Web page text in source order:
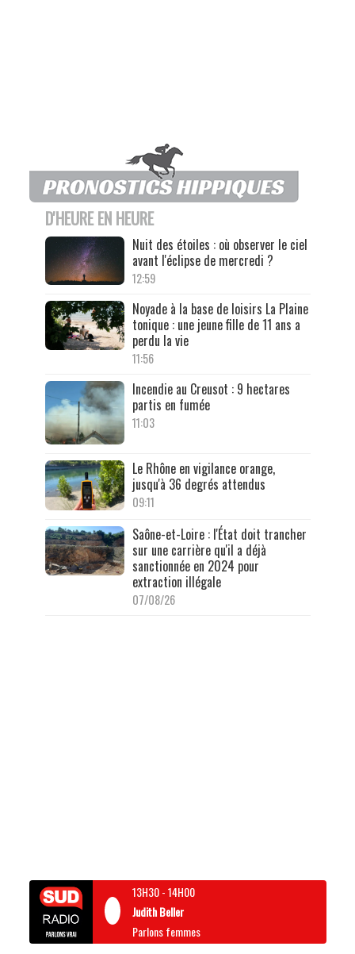
D'HEURE EN HEURE
Nuit des étoiles : où observer le ciel
avant l'éclipse de mercredi ?
12:59
Noyade à la base de loisirs La Plaine
tonique : une jeune fille de 11 ans a
perdu la vie
11:56
Incendie au Creusot : 9 hectares
partis en fumée
11:03
Le Rhône en vigilance orange,
jusqu'à 36 degrés attendus
09:11
Saône-et-Loire : l'État doit trancher
sur une carrière qu'il a déjà
sanctionnée en 2024 pour
extraction illégale
07/08/26
13H30-14H00
Judith Beller
Parlons femmes